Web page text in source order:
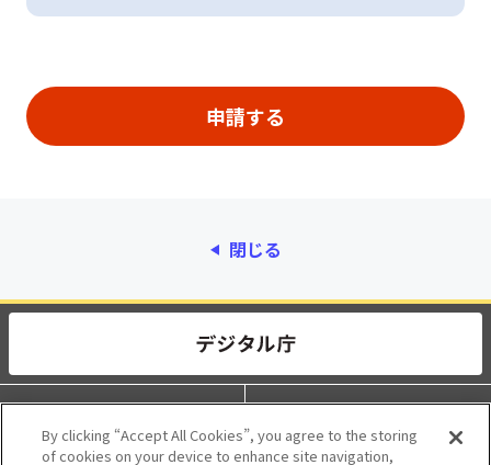
閉じる
動作環境 個人情報保護
By clicking “Accept All Cookies”, you agree to the storing
of cookies on your device to enhance site navigation,